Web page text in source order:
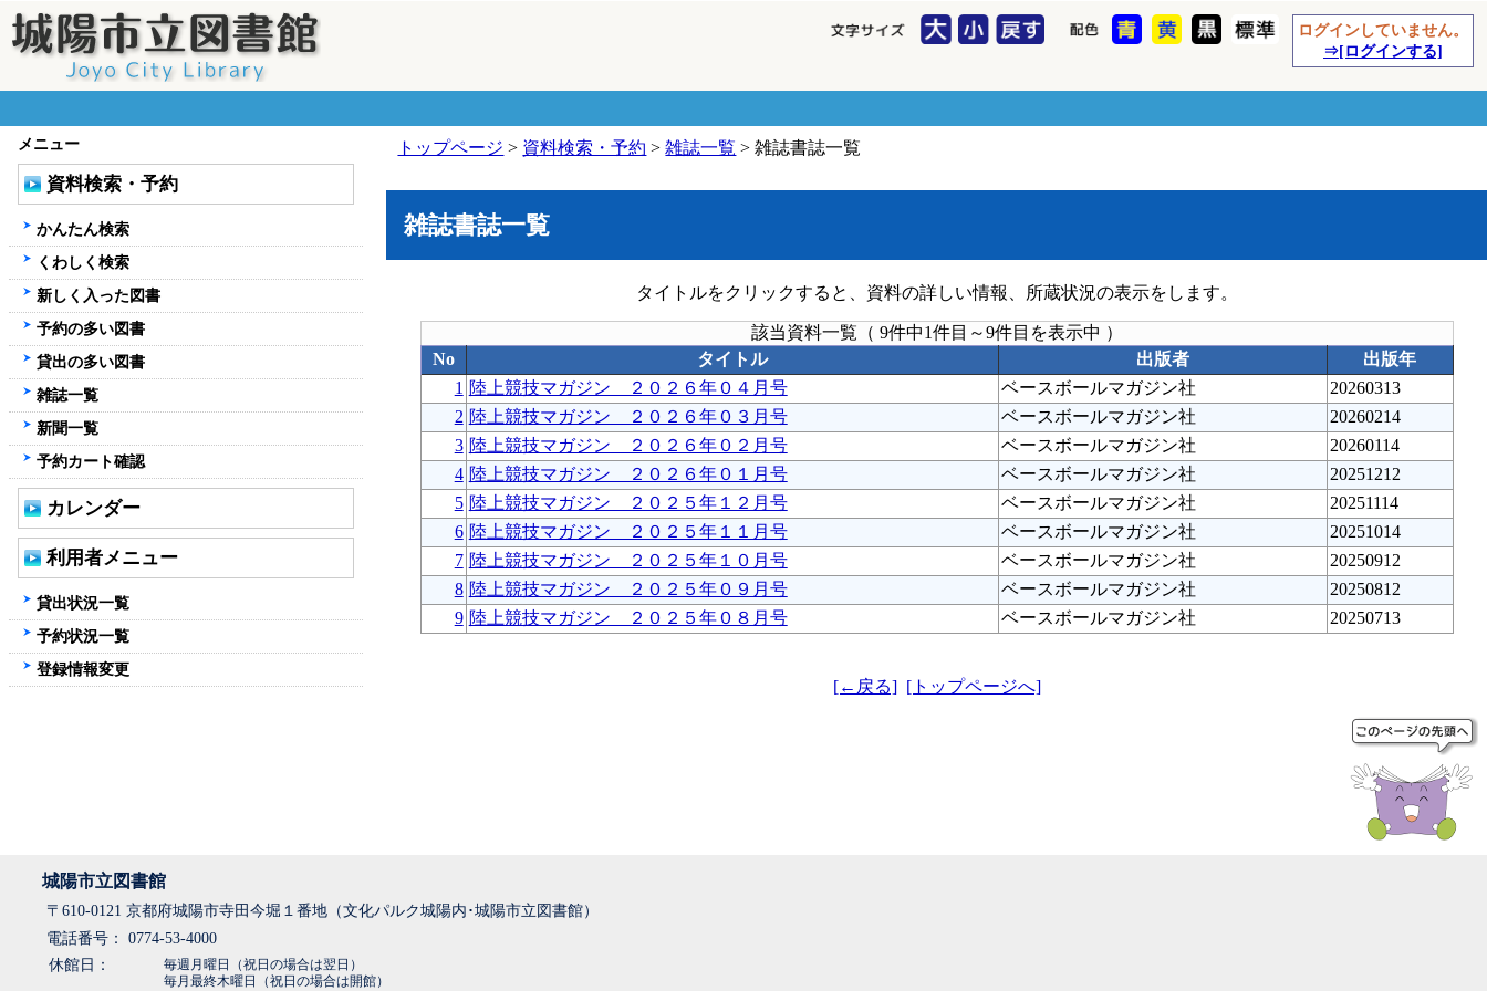
ログインしていません。
⇒[ログインする]
トップページ > 資料検索・予約 >雑誌一覧 > 雑誌書誌一覧
雑誌書誌一覧
タイトルをクリックすると、資料の詳しい情報、所蔵状況の表示をします。
該当資料一覧（ 9件中1件目～9件目を表示中 ）
No
タイトル 出版者
出版年
1 陸上競技マガジン ２０２６年０４月号 ベースボールマガジン社
20260313
2 陸上競技マガジン ２０２６年０３月号 ベースボールマガジン社
20260214
3 陸上競技マガジン ２０２６年０２月号 ベースボールマガジン社
20260114
4 陸上競技マガジン ２０２６年０１月号 ベースボールマガジン社
20251212
5 陸上競技マガジン ２０２５年１２月号 ベースボールマガジン社
20251114
6 陸上競技マガジン ２０２５年１１月号 ベースボールマガジン社
20251014
7 陸上競技マガジン ２０２５年１０月号 ベースボールマガジン社
20250912
8 陸上競技マガジン ２０２５年０９月号 ベースボールマガジン社
20250812
9 陸上競技マガジン ２０２５年０８月号 ベースボールマガジン社 20250713
[←戻る] [トップページへ]
メニュー
資料検索・予約
かんたん検索
くわしく検索
新しく入った図書
予約の多い図書
貸出の多い図書
雑誌一覧
新聞一覧
予約カート確認
カレンダー
利用者メニュー
貸出状況一覧
予約状況一覧
登録情報変更
城陽市立図書館
〒610-0121 京都府城陽市寺田今堀１番地（文化パルク城陽内･城陽市立図書館）
電話番号： 0774-53-4000
休館日：
毎週月曜日（祝日の場合は翌日）
毎月最終木曜日（祝日の場合は開館）